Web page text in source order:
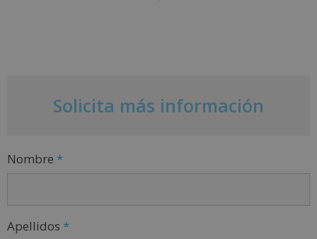
Solicita más información
Nombre *
Apellidos *